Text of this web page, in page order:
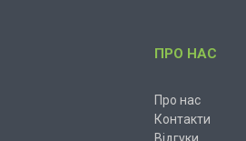
ПРО НАС
Про нас
Контакти